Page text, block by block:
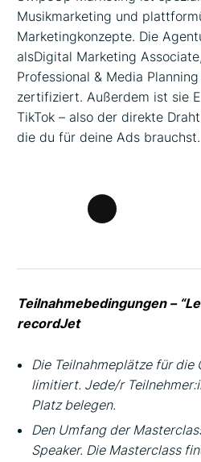
Musikmarketing und
Marketingkonzepte. Die
alsDigital Marketing
Professional & Media
zertifiziert. Außerdem ist sie
TikTok – also der direkte
die du für deine Ads brauchst.
Lange
Teilnahmebedingungen –
recordJet
Die Teilnahmeplätze für die
limitiert. Jede/r
Platz belegen.
Den Umfang der
Speaker. Die Masterclass